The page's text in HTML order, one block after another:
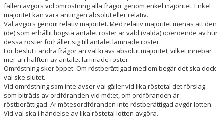
fallen avgörs vid omröstning alla frågor genom enkel majoritet. Enkel
majoritet kan vara antingen absolut eller relativ.
Val avgörs genom relativ majoritet. Med relativ majoritet menas att den
(de) som erhållit högsta antalet röster är vald (valda) oberoende av hur
dessa röster förhåller sig till antalet lämnade röster.
För beslut i andra frågor än val krävs absolut majoritet, vilket innebär
mer än hälften av antalet lämnade röster.
Omröstning sker öppet. Om röstberättigad medlem begär det ska dock
val ske slutet.
Vid omröstning som inte avser val gäller vid lika röstetal det förslag
som biträds av ordföranden vid mötet, om ordföranden är
röstberättigad. Är mötesordföranden inte röstberättigad avgör lotten.
Vid val ska i händelse av lika röstetal lotten avgöra.